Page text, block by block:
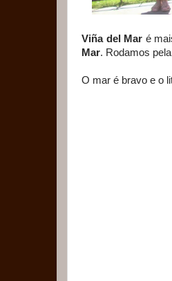
Viña del Mar é
Mar. Rodamos
O mar é bravo e o